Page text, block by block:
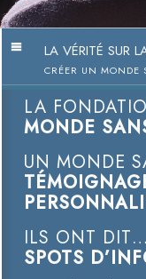
LA VÉRITÉ SUR
CRÉER UN MONDE
LA
MONDE
UN MONDE
ILS ONT
SPOTS